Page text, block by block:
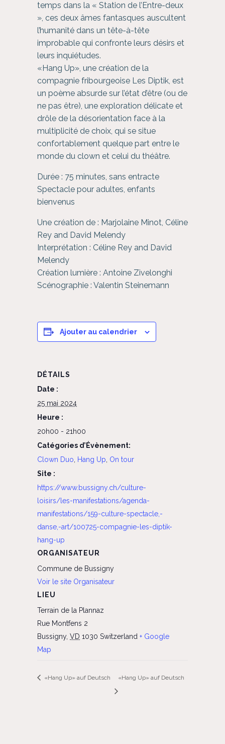
temps dans la « Station de l’Entre-deux
», ces deux âmes fantasques auscultent
l’humanité dans un tête-à-tête
improbable qui confronte leurs désirs et
leurs inquiétudes.
«Hang Up», une création de la
compagnie fribourgeoise Les Diptik, est
un poème absurde sur l’état d’être (ou de
ne pas être), une exploration délicate et
drôle de la désorientation face à la
multiplicité de choix, qui se situe
confortablement quelque part entre le
monde du clown et celui du théâtre.
Durée : 75 minutes, sans entracte
Spectacle pour adultes, enfants
bienvenus
Une création de : Marjolaine Minot, Céline
Rey and David Melendy
Interprétation : Céline Rey and David
Melendy
Création lumière : Antoine Zivelonghi
Scénographie : Valentin Steinemann
Ajouter au calendrier
DÉTAILS
Date :
25 mai 2024
Heure :
20h00 - 21h00
Catégories d’Évènement:
Clown Duo
Hang Up On tour
Site :
https://www.bussigny.ch/culture-
loisirs/les-manifestations/agenda-
manifestations/159-culture-spectacle,-
danse,-art/100725-compagnie-les-diptik-
hang-up
LIEU
Terrain de la Plannaz
Rue Montfens 2
Bussigny, VD 1030 Switzerland + Google
Map
ORGANISATEUR
Commune de Bussigny
Voir le site Organisateur
«Hang Up» auf Deutsch «Hang Up» auf Deutsch